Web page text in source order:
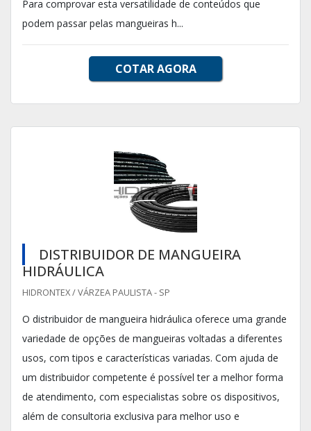
Para comprovar esta versatilidade de conteúdos que
podem passar pelas mangueiras h...
COTAR AGORA
DISTRIBUIDOR DE MANGUEIRA
HIDRÁULICA
HIDRONTEX / VÁRZEA PAULISTA - SP
O distribuidor de mangueira hidráulica oferece uma grande
variedade de opções de mangueiras voltadas a diferentes
usos, com tipos e características variadas. Com ajuda de
um distribuidor competente é possível ter a melhor forma
de atendimento, com especialistas sobre os dispositivos,
além de consultoria exclusiva para melhor uso e